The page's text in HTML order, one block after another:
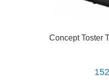
Concept Toster